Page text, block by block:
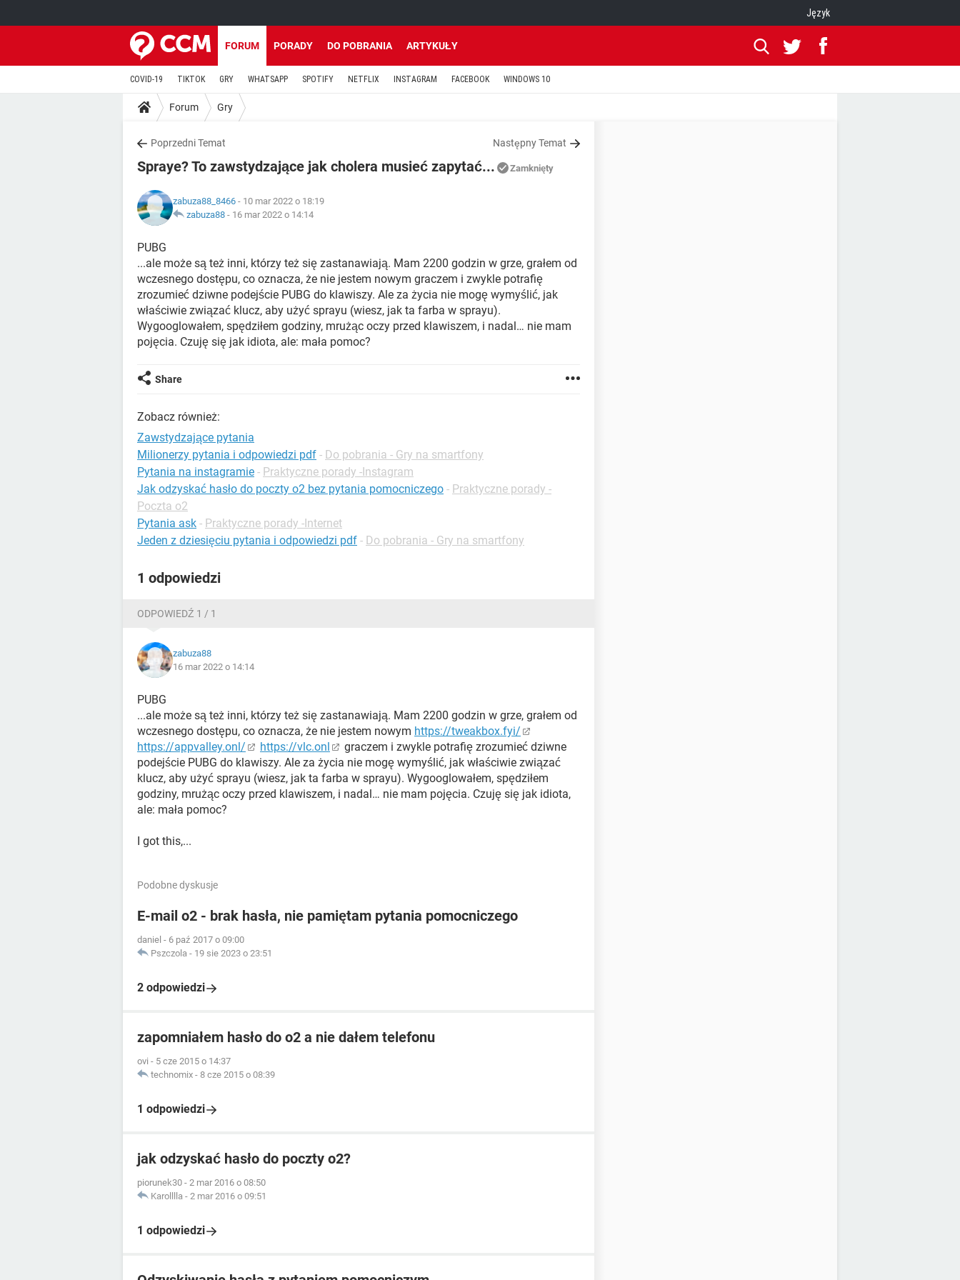
Język
FORUM PORADY DO POBRANIA ARTYKUŁY
COVID-19 TIKTOK GRY WHATSAPP SPOTIFY NETFLIX INSTAGRAM FACEBOOK WINDOWS 10
Forum Gry
Poprzedni Temat Następny Temat
Spraye? To zawstydzające jak cholera musieć zapytać... Zamknięty
zabuza88_8466 - 10 mar 2022 o 18:19
zabuza88 - 16 mar 2022 o 14:14
PUBG
...ale może są też inni, którzy też się zastanawiają. Mam 2200 godzin w grze, grałem od
wczesnego dostępu, co oznacza, że ​​nie jestem nowym graczem i zwykle potrafię
zrozumieć dziwne podejście PUBG do klawiszy. Ale za życia nie mogę wymyślić, jak
właściwie związać klucz, aby użyć sprayu (wiesz, jak ta farba w sprayu).
Wygooglowałem, spędziłem godziny, mrużąc oczy przed klawiszem, i nadal… nie mam
pojęcia. Czuję się jak idiota, ale: mała pomoc?
Share
Zobacz również:
Zawstydzające pytania
Milionerzy pytania i odpowiedzi pdf - Do pobrania - Gry na smartfony
Pytania na instagramie - Praktyczne porady -Instagram
Jak odzyskać hasło do poczty o2 bez pytania pomocniczego - Praktyczne porady -
Poczta o2
Pytania ask - Praktyczne porady -Internet
Jeden z dziesięciu pytania i odpowiedzi pdf - Do pobrania - Gry na smartfony
1 odpowiedzi
ODPOWIEDŹ 1 / 1
zabuza88
16 mar 2022 o 14:14
PUBG
...ale może są też inni, którzy też się zastanawiają. Mam 2200 godzin w grze, grałem od
wczesnego dostępu, co oznacza, że ​​nie jestem nowym https://tweakbox.fyi/
https://appvalley.onl/
https://vlc.onl
graczem i zwykle potrafię zrozumieć dziwne
podejście PUBG do klawiszy. Ale za życia nie mogę wymyślić, jak właściwie związać
klucz, aby użyć sprayu (wiesz, jak ta farba w sprayu). Wygooglowałem, spędziłem
godziny, mrużąc oczy przed klawiszem, i nadal… nie mam pojęcia. Czuję się jak idiota,
ale: mała pomoc?
I got this,...
Podobne dyskusje
E-mail o2 - brak hasła, nie pamiętam pytania pomocniczego
daniel - 6 paź 2017 o 09:00
Pszczola - 19 sie 2023 o 23:51
2 odpowiedzi
zapomniałem hasło do o2 a nie dałem telefonu
ovi - 5 cze 2015 o 14:37
technomix - 8 cze 2015 o 08:39
1 odpowiedzi
jak odzyskać hasło do poczty o2?
piorunek30 - 2 mar 2016 o 08:50
Karolllla - 2 mar 2016 o 09:51
1 odpowiedzi